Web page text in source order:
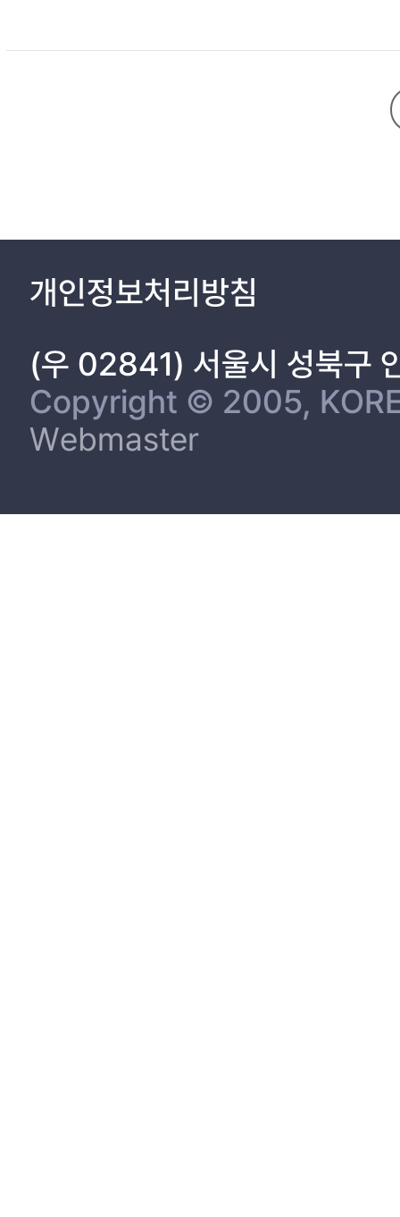
개인정보처리방침
(우 02841) 서울시 성북구
Copyright © 2005,
Webmaster